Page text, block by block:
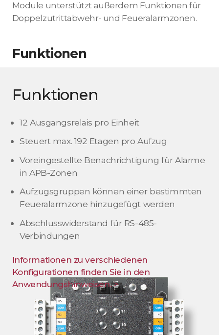
Module unterstützt außerdem Funktionen für
Doppelzutrittabwehr- und Feueralarmzonen.
Funktionen
Funktionen
12 Ausgangsrelais pro Einheit
Steuert max. 192 Etagen pro Aufzug
Voreingestellte Benachrichtigung für Alarme
in APB-Zonen
Aufzugsgruppen können einer bestimmten
Feueralarmzone hinzugefügt werden
Abschlusswiderstand für RS-485-
Verbindungen
Informationen zu verschiedenen
Konfigurationen finden Sie in den
Anwendungshinweisen. >